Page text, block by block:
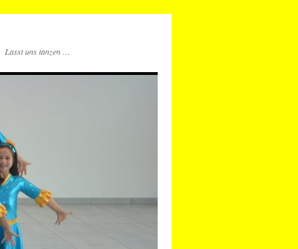
Lasst uns tanzen …